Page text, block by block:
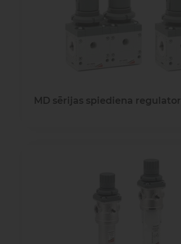
MD sērijas spiediena regulatori